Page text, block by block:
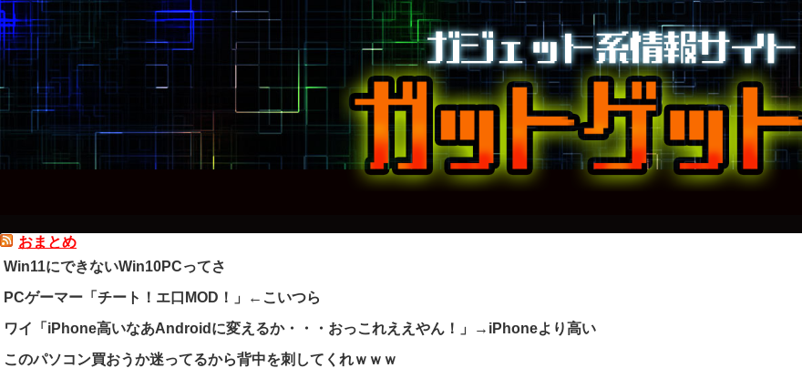
おまとめ
Win11にできないWin10PCってさ
PCゲーマー「チート！エ口MOD！」←こいつら
ワイ「iPhone高いなあAndroidに変えるか・・・おっこれええやん！」→iPhoneより高い
このパソコン買おうか迷ってるから背中を刺してくれｗｗｗ